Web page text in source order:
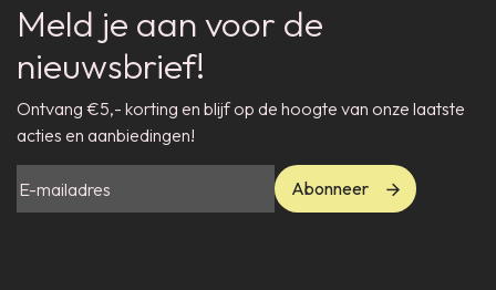
Meld je aan voor de
nieuwsbrief!
Ontvang €5,- korting en blijf op de hoogte van onze laatste
acties en aanbiedingen!
Abonneer